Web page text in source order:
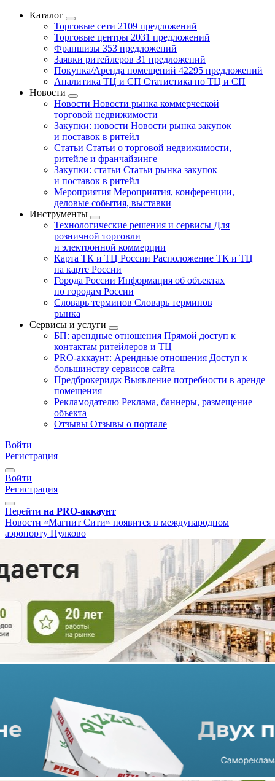
Каталог
Торговые сети 2109 предложений
Торговые центры 2031 предложений
Франшизы 353 предложений
Заявки ритейлеров 31 предложений
Покупка/Аренда помещений 42295 предложений
Аналитика ТЦ и СП Статистика по ТЦ и СП
Новости
Новости Новости рынка коммерческой
торговой недвижимости
Закупки: новости Новости рынка закупок
и поставок в ритейл
Статьи Статьи о торговой недвижимости,
ритейле и франчайзинге
Закупки: статьи Статьи рынка закупок
и поставок в ритейл
Мероприятия Мероприятия, конференции,
деловые события, выставки
Инструменты
Технологические решения и сервисы Для
розничной торговли
и электронной коммерции
Карта ТК и ТЦ России Расположение ТК и ТЦ
на карте России
Города России Информация об объектах
по городам России
Словарь терминов Словарь терминов
рынка
Сервисы и услуги
БП: арендные отношения Прямой доступ к
контактам ритейлеров и ТЦ
PRO-аккаунт: Арендные отношения Доступ к
большинству сервисов сайта
Предброкеридж Выявление потребности в аренде
помещения
Рекламодателю Реклама, баннеры, размещение
объекта
Отзывы Отзывы о портале
Войти
Регистрация
Войти
Регистрация
Перейти на PRO-аккаунт
Новости «Магнит Сити» появится в международном
аэропорту Пулково
международном аэропорту
Пулково
23.12.2021 г. в 10:55
2 мин